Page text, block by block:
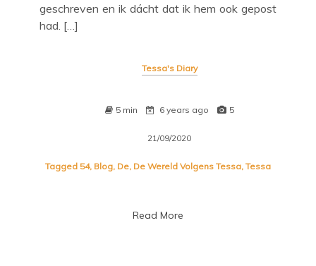
geschreven en ik dácht dat ik hem ook gepost
had. […]
Tessa's Diary
5 min 6 years ago 5
21/09/2020
Tagged 54, Blog, De, De Wereld Volgens Tessa, Tessa
Read More